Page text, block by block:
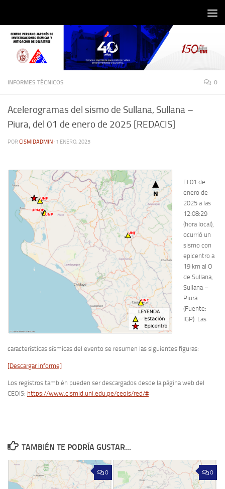
INFORMES TÉCNICOS 0
Acelerogramas del sismo de Sullana, Sullana –
Piura, del 01 de enero de 2025 [REDACIS]
POR CISMIDADMIN · 1 ENERO, 2025
El 01 de
enero de
2025 a las
12:08:29
(hora local),
ocurrió un
sismo con
epicentro a
19 km al O
de Sullana,
Sullana –
Piura
(Fuente:
IGP). Las
características sísmicas del evento se resumen las siguientes figuras:
[Descargar informe]
Los registros también pueden ser descargados desde la página web del
CEOIS: https://www.cismid.uni.edu.pe/ceois/red/#
TAMBIÉN TE PODRÍA GUSTAR...
0 0